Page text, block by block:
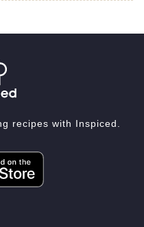
recipes with Inspiced.